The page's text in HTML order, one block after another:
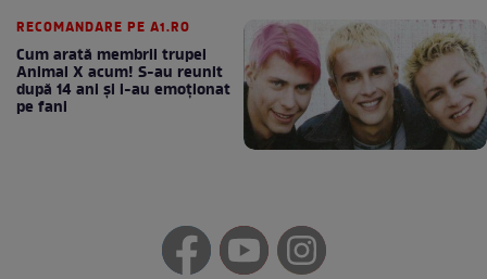
RECOMANDARE PE A1.RO
Cum arată membrii trupei
Animal X acum! S-au reunit
după 14 ani și i-au emoționat
pe fani